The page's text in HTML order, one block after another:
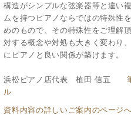
構造がシンプルな弦楽器等と違い
ムを持つピアノならではの特殊性
めのもので、その特殊性をご理解
対する概念や対処も大きく変わり
にピアノと良い関係が築けます。
浜松ピアノ店代表 植田 信五
ル
資料内容の詳しいご案内のページへ